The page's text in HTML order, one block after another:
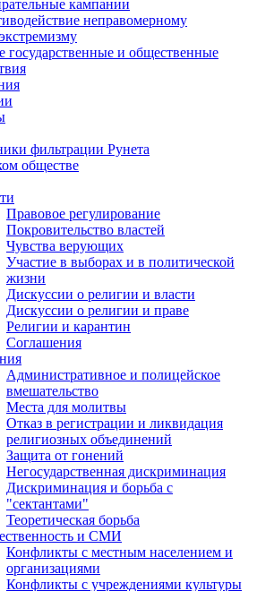
кампании
неправомерному
государственные и общественные
фильтрации Рунета
обществе
Правовое регулирование
Покровительство властей
Чувства верующих
Участие в выборах и в политической
жизни
Дискуссии о религии и власти
Дискуссии о религии и праве
Религии и карантин
Соглашения
Административное и полицейское
вмешательство
Места для молитвы
Отказ в регистрации и ликвидация
религиозных объединений
Защита от гонений
Негосударственная дискриминация
Дискриминация и борьба с
"сектантами"
Теоретическая борьба
и СМИ
Конфликты с местным населением и
организациями
Конфликты с учреждениями культуры